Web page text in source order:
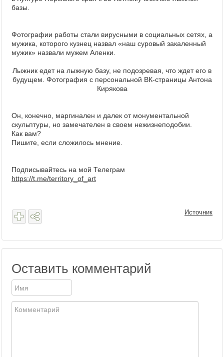
базы.
Фотографии работы стали вирусными в социальных сетях, а
мужика, которого кузнец назвал «наш суровый закаленный
мужик» назвали мужем Аленки.
Лыжник едет на лыжную базу, не подозревая, что ждет его в
будущем. Фотография с персональной ВК-страницы Антона
Кирякова
Он, конечно, маргинален и далек от монументальной
скульптуры, но замечателен в своем нежизнеподобии.
Как вам?
Пишите, если сложилось мнение.
Подписывайтесь на мой Телеграм
https://t.me/territory_of_art
Источник
Оставить комментарий